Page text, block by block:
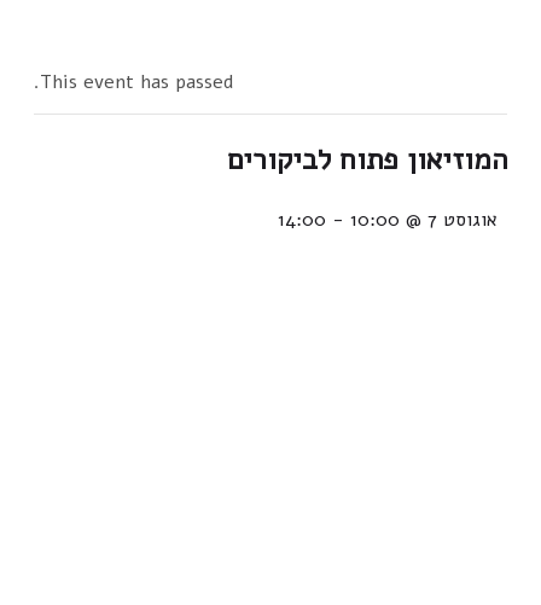
This event has passed.
המוזיאון פתוח לביקורים
אוגוסט 7 @ 10:00 -
14:00